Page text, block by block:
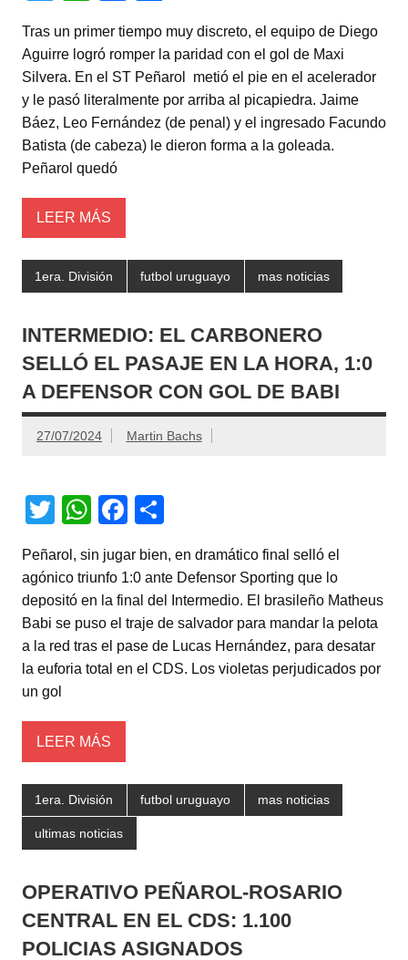
tt
er
at
s
A
p
p
c
e
b
o
o
m
p
ar
tir
Tras un primer tiempo muy discreto, el equipo de Diego
Aguirre logró romper la paridad con el gol de Maxi
Silvera. En el ST Peñarol metió el pie en el acelerador
y le pasó literalmente por arriba al picapiedra. Jaime
Báez, Leo Fernández (de penal) y el ingresado Facundo
Batista (de cabeza) le dieron forma a la goleada.
Peñarol quedó
LEER MÁS
1era. División futbol uruguayo mas noticias
INTERMEDIO: EL CARBONERO
SELLÓ EL PASAJE EN LA HORA, 1:0
A DEFENSOR CON GOL DE BABI
27/07/2024 Martin Bachs
T
tt
er
W
at
s
A
p
p
F
c
e
b
o
o
m
p
ar
tir
Peñarol, sin jugar bien, en dramático final selló el
agónico triunfo 1:0 ante Defensor Sporting que lo
depositó en la final del Intermedio. El brasileño Matheus
Babi se puso el traje de salvador para mandar la pelota
a la red tras el pase de Lucas Hernández, para desatar
la euforia total en el CDS. Los violetas perjudicados por
un gol
LEER MÁS
1era. División futbol uruguayo mas noticias
ultimas noticias
OPERATIVO PEÑAROL-ROSARIO
CENTRAL EN EL CDS: 1.100
POLICIAS ASIGNADOS